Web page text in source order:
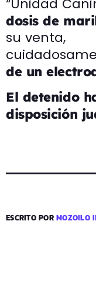
dosis de
su venta,
de un
El detenido
disposición
ESCRITO PORMOZOILO